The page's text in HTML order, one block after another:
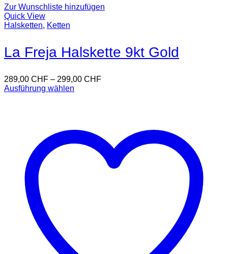
Zur Wunschliste hinzufügen
Quick View
Halsketten, Ketten
La Freja Halskette 9kt Gold
289,00 CHF – 299,00 CHF
Ausführung wählen